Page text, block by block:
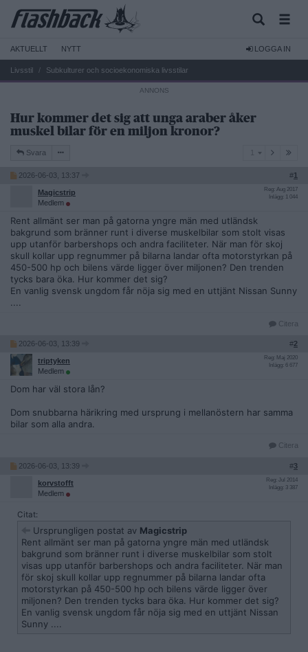
AKTUELLT NYTT LOGGA IN
Livsstil Subkulturer och socioekonomiska livsstilar
Hur kommer det sig att unga araber åker
muskel bilar för en miljon kronor?
Svara
2026-06-03, 13:37 #1
Magicstrip
Medlem
Reg: Aug 2017
Inlägg: 1 044
Rent allmänt ser man på gatorna yngre män med utländsk
bakgrund som bränner runt i diverse muskelbilar som stolt visas
upp utanför barbershops och andra faciliteter. När man för skoj
skull kollar upp regnummer på bilarna landar ofta motorstyrkan på
450-500 hp och bilens värde ligger över miljonen? Den trenden
tycks bara öka. Hur kommer det sig?
En vanlig svensk ungdom får nöja sig med en uttjänt Nissan Sunny
....
Citera
2026-06-03, 13:39 #2
triptyken
Medlem
Reg: Maj 2020
Inlägg: 6 677
Dom har väl stora lån?
Dom snubbarna härikring med ursprung i mellanöstern har samma
bilar som alla andra.
Citera
2026-06-03, 13:39 #3
korvstofft
Medlem
Reg: Jul 2014
Inlägg: 3 387
Citat:
Ursprungligen postat av Magicstrip
Rent allmänt ser man på gatorna yngre män med utländsk
bakgrund som bränner runt i diverse muskelbilar som stolt
visas upp utanför barbershops och andra faciliteter. När man
för skoj skull kollar upp regnummer på bilarna landar ofta
motorstyrkan på 450-500 hp och bilens värde ligger över
miljonen? Den trenden tycks bara öka. Hur kommer det sig?
En vanlig svensk ungdom får nöja sig med en uttjänt Nissan
Sunny ....